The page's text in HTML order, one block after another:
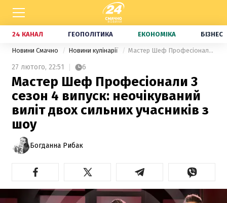
24 КАНАЛ ГЕОПОЛІТИКА ЕКОНОМІКА БІЗНЕС
Новини Смачно Новини кулінарії Мастер Шеф Професіонали 3 сезон 4 випуск: неочікуваний виліт двох сильних учасників з шоу
27 лютого, 22:51 6
Мастер Шеф Професіонали 3
сезон 4 випуск: неочікуваний
виліт двох сильних учасників з
шоу
Богданна Рибак